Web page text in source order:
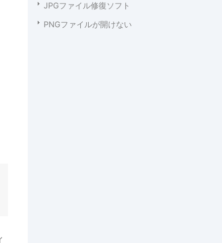
JPGファイル修復ソフト
PNGファイルが開けない